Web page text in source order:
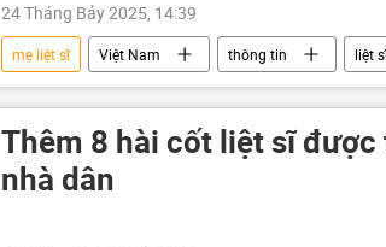
24 Tháng Bảy 2025, 14:39
mẹ liệt sĩ Việt Nam thông tin liệt
chiến tranh Việt Nam
Thêm 8 hài cốt liệt sĩ
nhà dân